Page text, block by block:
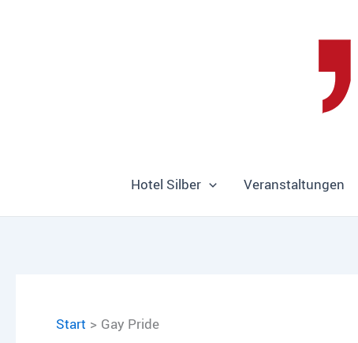
Hotel Silber Veranstaltungen
Start Gay Pride